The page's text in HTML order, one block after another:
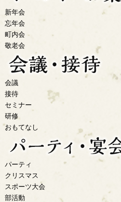
新年会
忘年会
町内会
敬老会
会議
接待
セミナー
研修
おもてなし
パーティ
クリスマス
スポーツ大会
部活動